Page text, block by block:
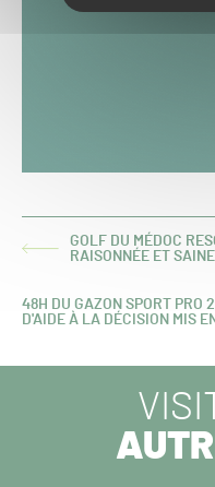
ARTICLE
GOLF DU MÉDOC
RAISONNÉE ET SAINE
ARTICLE
48H DU GAZON SPORT PRO
D'AIDE À LA DÉCISION MIS